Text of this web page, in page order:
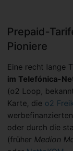
Prepaid-
Pioniere
Eine recht lange
im Telefónica-
(o2 Loop,
Karte, die o2
oder durch die
(früher Medion